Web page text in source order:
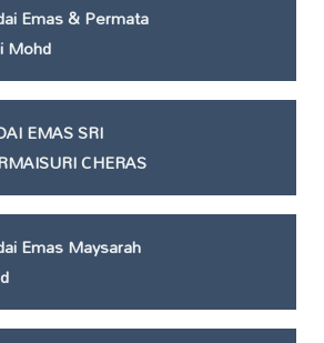
Emas & Permata
Mohd
EMAS SRI
CHERAS
Emas Maysarah